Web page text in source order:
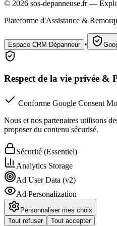
© 2026 sos-depanneuse.fr —
Plateforme d'Assistance &
Espace CRM Dépanneur •
Respect de la vie privée &
Conforme Google Consent
Nous et nos partenaires utilisons
proposer du contenu sécurisé.
Sécurité (Essentiel)
Analytics Storage
Ad User Data (v2)
Ad Personalization
Personnaliser mes choix
Tout refuser
Tout accepter